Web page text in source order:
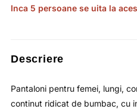
moale
si
Inca 5 persoane se uita la
Descriere
Pantaloni pentru femei, lungi,
continut ridicat de bumbac, cu